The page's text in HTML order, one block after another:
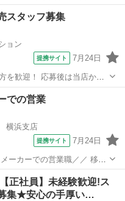
、複数の業務を担っていた
の他
タッフ募集
ョン
提携サイト 7月24日
を歓迎！ 応募後は当店から
に履歴書の持参をお願いし
「日本人のDNA
での営業
横浜支店
提携サイト 7月24日
カーでの営業職／／ 移転
営業未経験でもOK、しっ
勤OKです◎ ・過去取
正社員】未経験歓迎!ス
集★安心の手厚い…